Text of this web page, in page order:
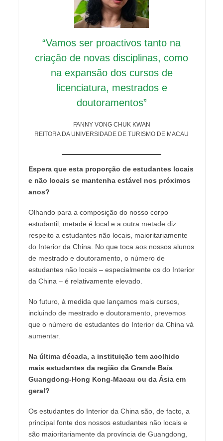
“Vamos ser proactivos tanto na
criação de novas disciplinas, como
na expansão dos cursos de
licenciatura, mestrados e
doutoramentos”
FANNY VONG CHUK KWAN
REITORA DA UNIVERSIDADE DE TURISMO DE MACAU
Espera que esta proporção de estudantes locais
e não locais se mantenha estável nos próximos
anos?
Olhando para a composição do nosso corpo
estudantil, metade é local e a outra metade diz
respeito a estudantes não locais, maioritariamente
do Interior da China. No que toca aos nossos alunos
de mestrado e doutoramento, o número de
estudantes não locais – especialmente os do Interior
da China – é relativamente elevado.
No futuro, à medida que lançamos mais cursos,
incluindo de mestrado e doutoramento, prevemos
que o número de estudantes do Interior da China vá
aumentar.
Na última década, a instituição tem acolhido
mais estudantes da região da Grande Baía
Guangdong-Hong Kong-Macau ou da Ásia em
geral?
Os estudantes do Interior da China são, de facto, a
principal fonte dos nossos estudantes não locais e
são maioritariamente da província de Guangdong,